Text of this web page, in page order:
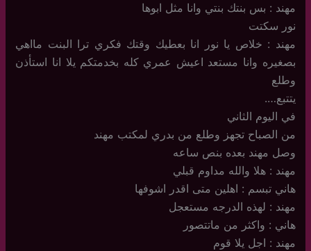
مهند : بس بنتك بنتي وانا مثل ابوها
نور سكتت
مهند : خلاص يا نور انا بعطيك وقتك فكري ترا البنت مااهي
بصغيره وانا مستعد اعيش عمري كله بخدمتكم يلا انا استأذن
وطلع
يتتبع….
في اليوم الثاني
من الصباح تجهز وطلع من بدري لمكتب مهند
وصل مهند بعده بنص ساعه
مهند : هلا والله مداوم قبلي
هاني تبسم : اهلين متى اقدر اشوفها
مهند : لهذه الدرجه مستعجل
هاني : واكثر من ماتتصور
مهند : اجل يلا قوم